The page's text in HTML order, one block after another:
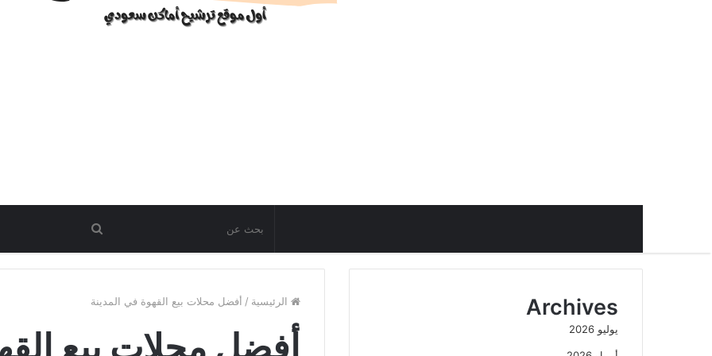
الرئيسية / أفضل محلات بيع القهوة في المدينة
أفضل محلات بيع
Archives
يوليو 2026